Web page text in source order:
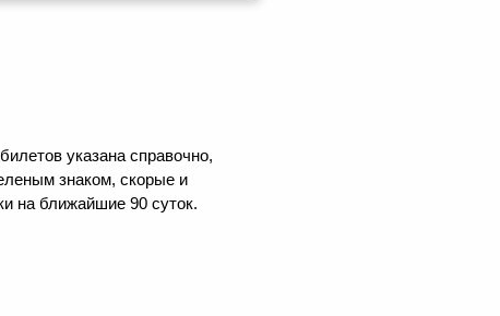
указана справочно,
знаком, скорые и
на ближайшие 90 суток.